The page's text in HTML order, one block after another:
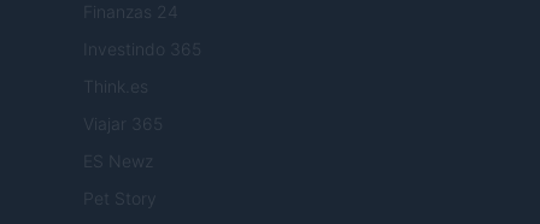
Finanzas 24
Investindo 365
Think.es
Viajar 365
ES Newz
Pet Story